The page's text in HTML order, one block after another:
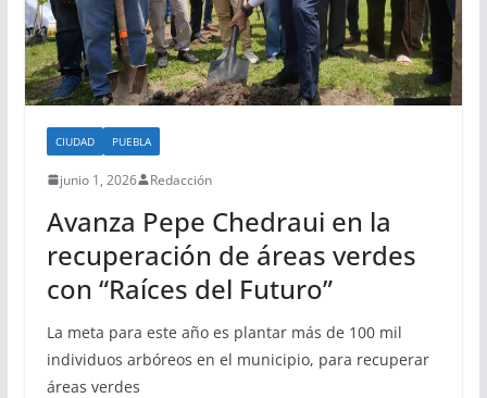
CIUDAD PUEBLA
junio 1, 2026 Redacción
Avanza Pepe Chedraui en la
recuperación de áreas verdes
con “Raíces del Futuro”
La meta para este año es plantar más de 100 mil
individuos arbóreos en el municipio, para recuperar
áreas verdes